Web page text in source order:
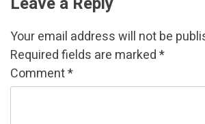
Your email address will not be
Required fields are marked*
Comment*